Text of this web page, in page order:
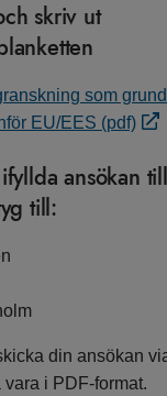
skriv ut
som
EU/EES (pdf)
ansökan
till:
din ansökan
vara i PDF-format.